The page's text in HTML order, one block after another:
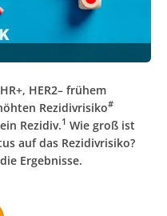
HER2– frühem
Rezidivrisiko#
Rezidiv.1 Wie groß ist
auf das Rezidivrisiko?
Ergebnisse.